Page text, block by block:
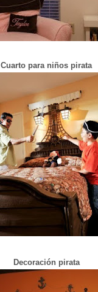
Cuarto para niños pirata
Decoración pirata